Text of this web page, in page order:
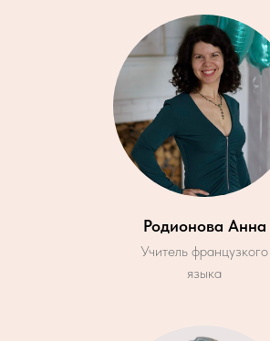
Родионова Анна
Учитель французкого
языка